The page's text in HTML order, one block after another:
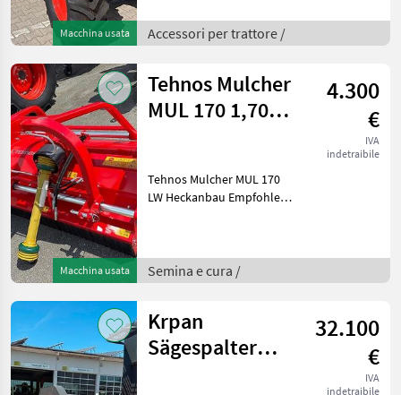
Macchina usata
Multikuppler ohne
Schwinge Lagermaschine
Accessori per trattore /
Macchina usata
Tehnos Mulcher
MUL 170 1,70m
4.300
€
IVA
indetraibile
Tehnos Mulcher MUL 170
LW Heckanbau Empfohlene
Einfachbock - Anzahl
Riemen 4 Stück - Anzahl
Semina e cura /
Krpan
Sägespalter
32.100
€
IVA
indetraibile